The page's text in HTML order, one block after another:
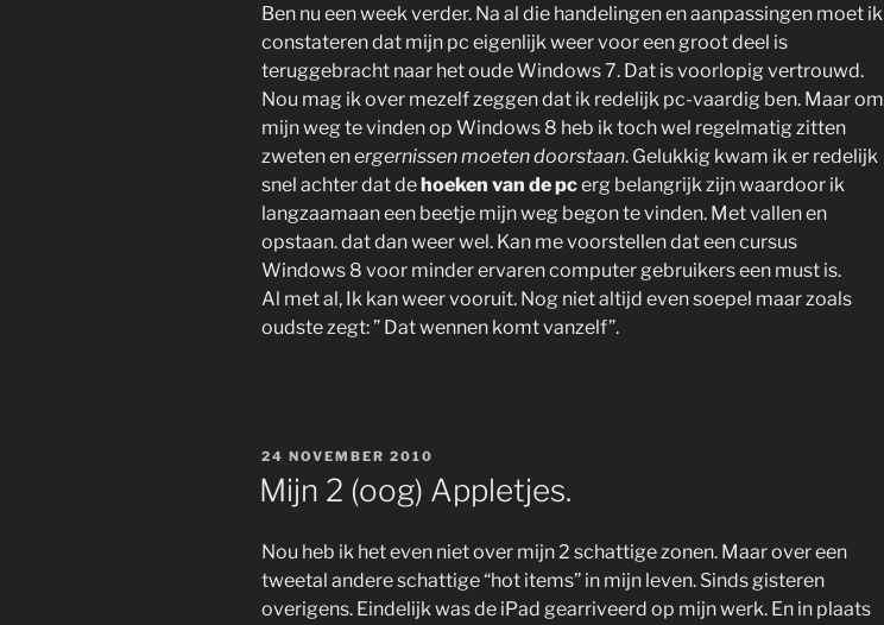
Ben nu een week verder. Na al die handelingen en aanpassingen moet ik
constateren dat mijn pc eigenlijk weer voor een groot deel is
teruggebracht naar het oude Windows 7. Dat is voorlopig vertrouwd.
Nou mag ik over mezelf zeggen dat ik redelijk pc-vaardig ben. Maar om
mijn weg te vinden op Windows 8 heb ik toch wel regelmatig zitten
zweten en ergernissen moeten doorstaan. Gelukkig kwam ik er redelijk
snel achter dat dehoeken van de pcerg belangrijk zijn waardoor ik
langzaamaan een beetje mijn weg begon te vinden. Met vallen en
opstaan. dat dan weer wel. Kan me voorstellen dat een cursus
Windows 8 voor minder ervaren computer gebruikers een must is.
Al met al, Ik kan weer vooruit. Nog niet altijd even soepel maar zoals
oudste zegt: ” Dat wennen komt vanzelf”.
GEPLAATST
24 NOVEMBER 2010
Mijn 2 (oog) Appletjes.
Nou heb ik het even niet over mijn 2 schattige zonen. Maar over een
tweetal andere schattige “hot items” in mijn leven. Sinds gisteren
overigens. Eindelijk was de iPad gearriveerd op mijn werk. En in plaats